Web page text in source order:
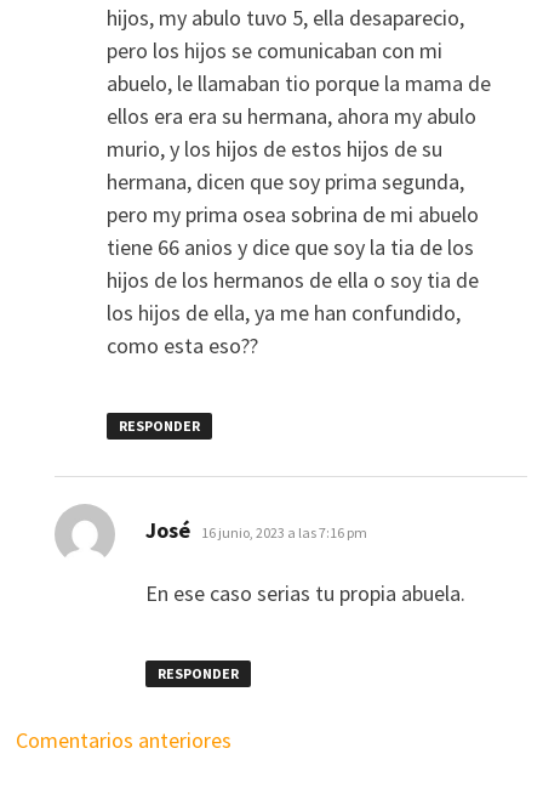
hijos, my abulo tuvo 5, ella desaparecio,
pero los hijos se comunicaban con mi
abuelo, le llamaban tio porque la mama de
ellos era era su hermana, ahora my abulo
murio, y los hijos de estos hijos de su
hermana, dicen que soy prima segunda,
pero my prima osea sobrina de mi abuelo
tiene 66 anios y dice que soy la tia de los
hijos de los hermanos de ella o soy tia de
los hijos de ella, ya me han confundido,
como esta eso??
RESPONDER
José dice:
16 junio, 2023 a las 7:16 pm
En ese caso serias tu propia abuela.
RESPONDER
Navegación
Comentarios anteriores